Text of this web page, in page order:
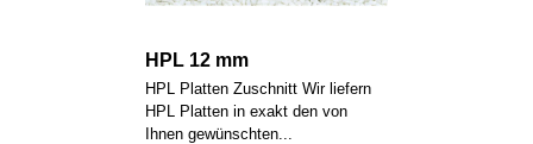
HPL 12 mm
HPL Platten Zuschnitt Wir liefern
HPL Platten in exakt den von
Ihnen gewünschten...